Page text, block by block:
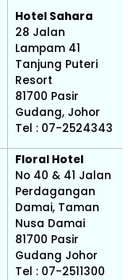
Hotel Sahara
28 Jalan
Lampam 41
Tanjung Puteri
Resort
81700 Pasir
Gudang, Johor
Tel : 07-2524343
Floral Hotel
No 40 & 41 Jalan
Perdagangan
Damai, Taman
Nusa Damai
81700 Pasir
Gudang Johor
Tel : 07-2511300